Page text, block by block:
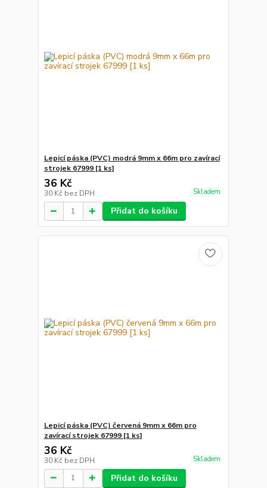
Lepicí páska (PVC) modrá 9mm x 66m pro zavírací
strojek 67999 [1 ks]
36 Kč
30 Kč bez DPH Skladem
Přidat do košíku
Lepicí páska (PVC) červená 9mm x 66m pro
zavírací strojek 67999 [1 ks]
36 Kč
30 Kč bez DPH Skladem
Přidat do košíku